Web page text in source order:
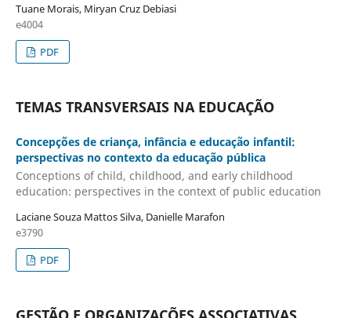
Tuane Morais, Miryan Cruz Debiasi
e4004
PDF
TEMAS TRANSVERSAIS NA EDUCAÇÃO
Concepções de criança, infância e educação infantil:
perspectivas no contexto da educação pública
Conceptions of child, childhood, and early childhood
education: perspectives in the context of public education
Laciane Souza Mattos Silva, Danielle Marafon
e3790
PDF